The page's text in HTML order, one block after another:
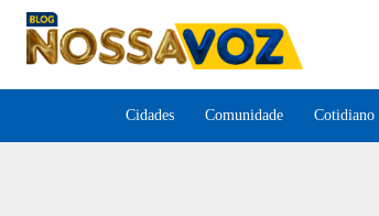
Cidades Comunidade Cotidiano